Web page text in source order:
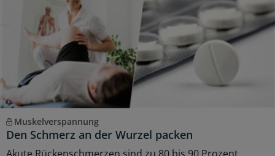
Muskelverspannung
Den Schmerz an der Wurzel packen